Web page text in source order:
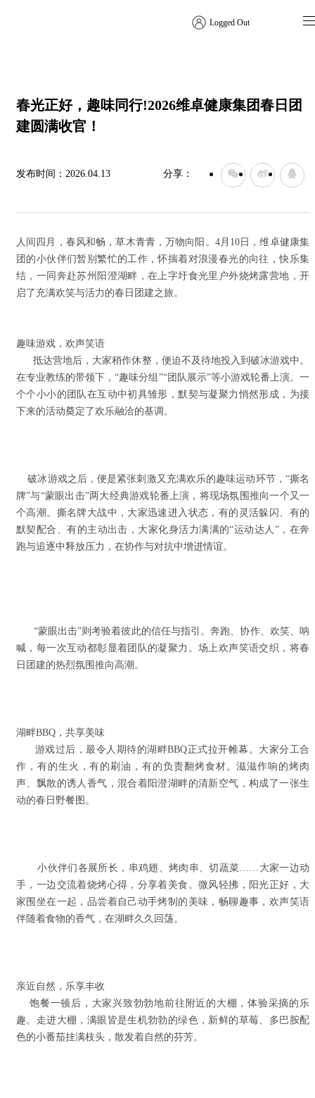
Logged Out
春光正好，趣味同行!2026维卓健康集团春日团
建圆满收官！
发布时间： 2026.04.13 分享：
人间四月，春风和畅，草木青青，万物向阳。4月10日，维卓健康集
团的小伙伴们暂别繁忙的工作，怀揣着对浪漫春光的向往，快乐集
结，一同奔赴苏州阳澄湖畔，在上字圩食光里户外烧烤露营地，开
启了充满欢笑与活力的春日团建之旅。
趣味游戏，欢声笑语
抵达营地后，大家稍作休整，便迫不及待地投入到破冰游戏中。
在专业教练的带领下，“趣味分组”“团队展示”等小游戏轮番上演。一
个个小小的团队在互动中初具雏形，默契与凝聚力悄然形成，为接
下来的活动奠定了欢乐融洽的基调。
破冰游戏之后，便是紧张刺激又充满欢乐的趣味运动环节，“撕名
牌”与“蒙眼出击”两大经典游戏轮番上演，将现场氛围推向一个又一
个高潮。撕名牌大战中，大家迅速进入状态，有的灵活躲闪、有的
默契配合、有的主动出击，大家化身活力满满的“运动达人”，在奔
跑与追逐中释放压力，在协作与对抗中增进情谊。
“蒙眼出击”则考验着彼此的信任与指引。奔跑、协作、欢笑、呐
喊，每一次互动都彰显着团队的凝聚力。场上欢声笑语交织，将春
日团建的热烈氛围推向高潮。
湖畔BBQ，共享美味
游戏过后，最令人期待的湖畔BBQ正式拉开帷幕。大家分工合
作，有的生火，有的刷油，有的负责翻烤食材。滋滋作响的烤肉
声、飘散的诱人香气，混合着阳澄湖畔的清新空气，构成了一张生
动的春日野餐图。
小伙伴们各展所长，串鸡翅、烤肉串、切蔬菜……大家一边动
手，一边交流着烧烤心得，分享着美食。微风轻拂，阳光正好，大
家围坐在一起，品尝着自己动手烤制的美味，畅聊趣事，欢声笑语
伴随着食物的香气，在湖畔久久回荡。
亲近自然，乐享丰收
饱餐一顿后，大家兴致勃勃地前往附近的大棚，体验采摘的乐
趣。走进大棚，满眼皆是生机勃勃的绿色，新鲜的草莓、多巴胺配
色的小番茄挂满枝头，散发着自然的芬芳。